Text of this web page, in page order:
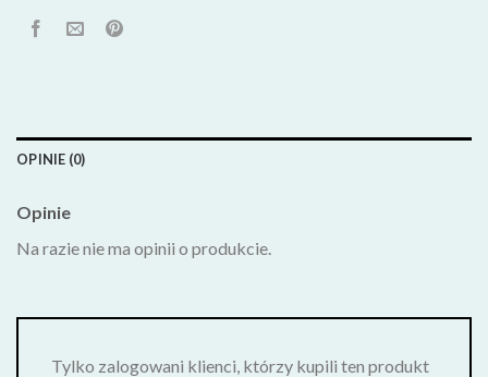
OPINIE (0)
Opinie
Na razie nie ma opinii o produkcie.
Tylko zalogowani klienci, którzy kupili ten produkt